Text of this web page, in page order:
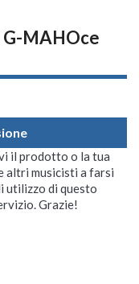
G-MAHOce
il prodotto o la tua
altri musicisti a farsi
utilizzo di questo
Grazie!